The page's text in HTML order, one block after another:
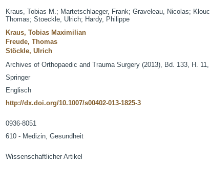
Kraus, Tobias M.; Martetschlaeger, Frank; Graveleau, Nicolas;
Thomas; Stoeckle, Ulrich; Hardy, Philippe
Kraus, Tobias Maximilian
Freude, Thomas
Stöckle, Ulrich
Archives of Orthopaedic and Trauma Surgery (2013), Bd. 133, H.
Springer
Englisch
http://dx.doi.org/10.1007/s00402-013-1825-3
0936-8051
610 - Medizin, Gesundheit
Wissenschaftlicher Artikel